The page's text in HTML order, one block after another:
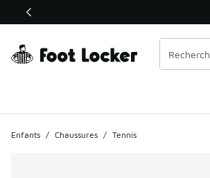
Ce lien ouvrira une nouvelle fenêtre
Enfants / Chaussures / Tennis